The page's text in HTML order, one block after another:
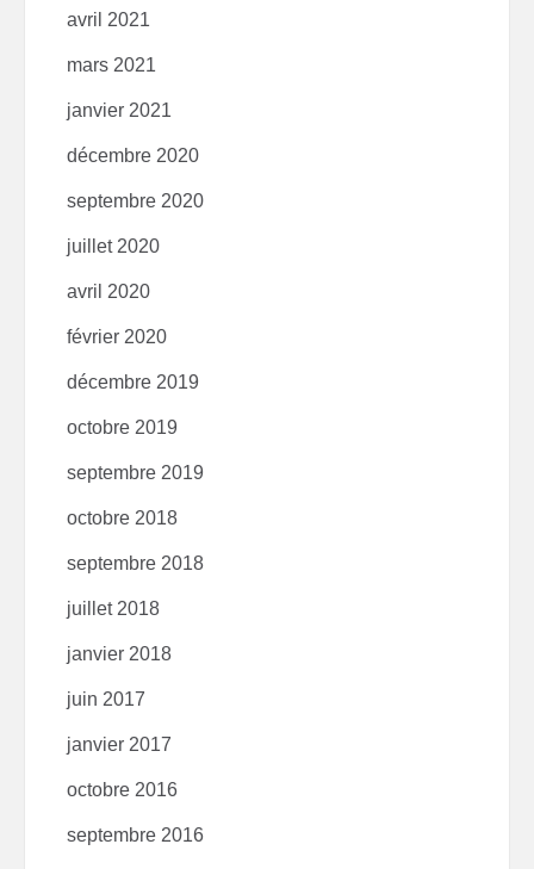
avril 2021
mars 2021
janvier 2021
décembre 2020
septembre 2020
juillet 2020
avril 2020
février 2020
décembre 2019
octobre 2019
septembre 2019
octobre 2018
septembre 2018
juillet 2018
janvier 2018
juin 2017
janvier 2017
octobre 2016
septembre 2016